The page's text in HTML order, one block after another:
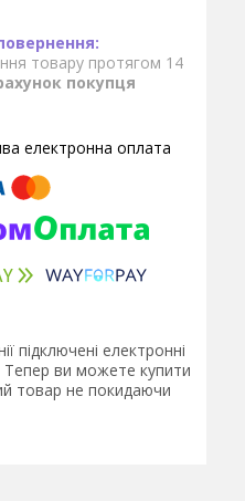
товару протягом 14
покупця
підключені електронні
Тепер ви можете купити
товар не покидаючи